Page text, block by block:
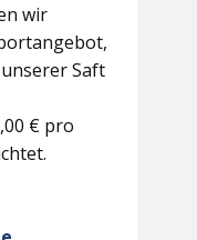
wir
Saft
€ pro